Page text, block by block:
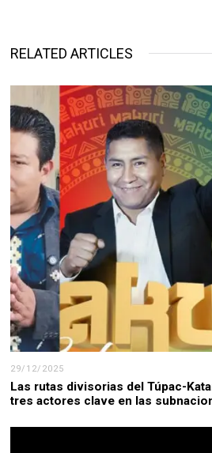
RELATED ARTICLES
29/12/2025
Las rutas divisorias del Túpac-
tres actores clave en las